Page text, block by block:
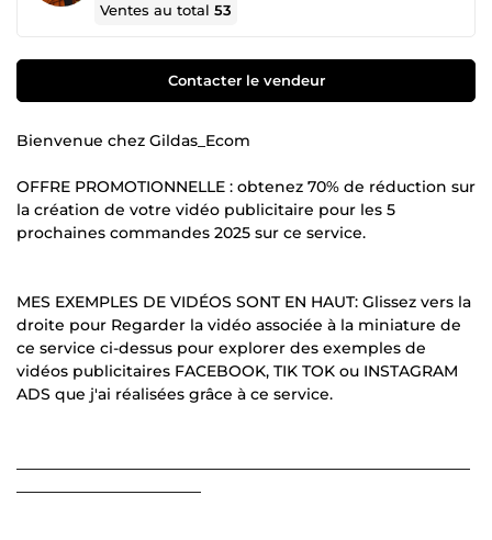
Ventes au total53
Contacter le vendeur
Bienvenue chez Gildas_Ecom
OFFRE PROMOTIONNELLE : obtenez 70% de réduction sur
la création de votre vidéo publicitaire pour les 5
prochaines commandes 2025 sur ce service.
MES EXEMPLES DE VIDÉOS SONT EN HAUT: Glissez vers la
droite pour Regarder la vidéo associée à la miniature de
ce service ci-dessus pour explorer des exemples de
vidéos publicitaires FACEBOOK, TIK TOK ou INSTAGRAM
ADS que j'ai réalisées grâce à ce service.